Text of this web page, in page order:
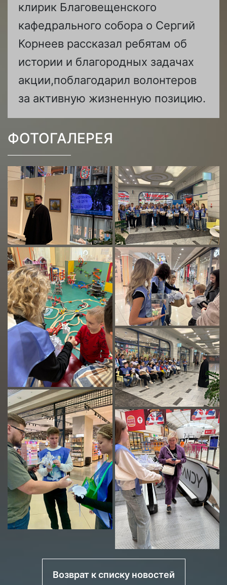
клирик Благовещенского
кафедрального собора о Сергий
Корнеев рассказал ребятам об
истории и благородных задачах
акции,поблагодарил волонтеров
за активную жизненную позицию.
ФОТОГАЛЕРЕЯ
Возврат к списку новостей